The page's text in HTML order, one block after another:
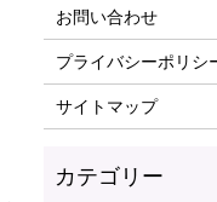
お問い合わせ
プライバシーポリシ
サイトマップ